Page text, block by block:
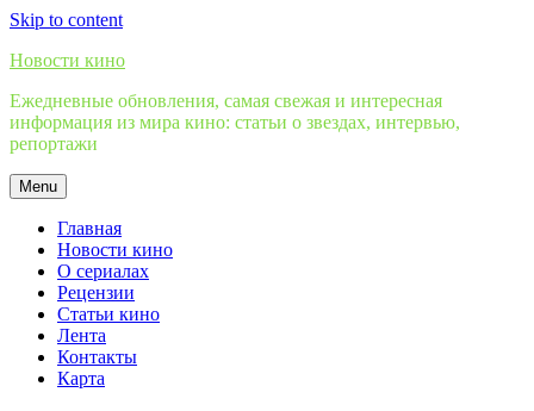
Skip to content
Новости кино
Ежедневные обновления, самая свежая и интересная
информация из мира кино: статьи о звездах, интервью,
репортажи
Menu
Главная
Новости кино
О сериалах
Рецензии
Статьи кино
Лента
Контакты
Карта